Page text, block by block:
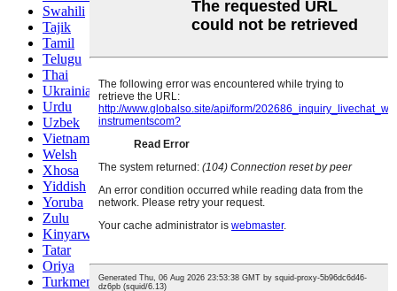
Swahili
Tajik
Tamil
Telugu
Thai
Ukrainian
Urdu
Uzbek
Vietnamese
Welsh
Xhosa
Yiddish
Yoruba
Zulu
Kinyarwanda
Tatar
Oriya
Turkmen